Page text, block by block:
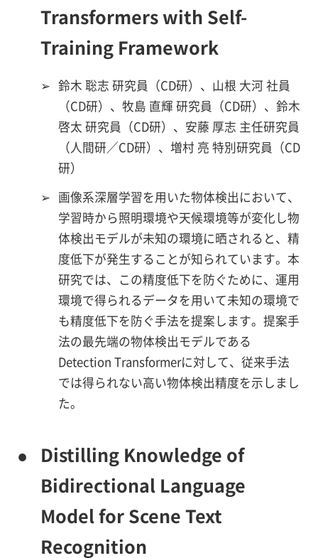
Transformers with Self-
Training Framework
➢ 鈴木 聡志 研究員（CD研）、山根 大河 社員
（CD研）、牧島 直輝 研究員（CD研）、鈴木
啓太 研究員（CD研）、安藤 厚志 主任研究員
（人間研／CD研）、増村 亮 特別研究員（CD
研）
➢ 画像系深層学習を用いた物体検出において、
学習時から照明環境や天候環境等が変化し物
体検出モデルが未知の環境に晒されると、精
度低下が発生することが知られています。本
研究では、この精度低下を防ぐために、運用
環境で得られるデータを用いて未知の環境で
も精度低下を防ぐ手法を提案します。提案手
法の最先端の物体検出モデルである
Detection Transformerに対して、従来手法
では得られない高い物体検出精度を示しまし
た。
●
Distilling Knowledge of
Bidirectional Language
Model for Scene Text
Recognition